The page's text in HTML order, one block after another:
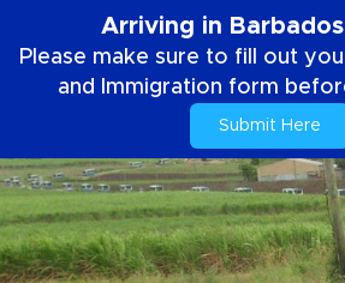
Arriving in
Please make sure to fill out
and Immigration form
Submit Here